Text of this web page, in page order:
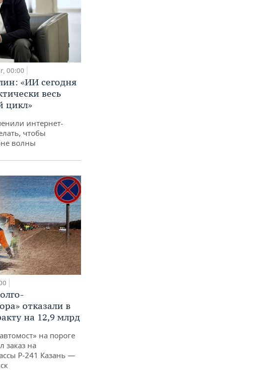
00:00
«ИИ сегодня
весь
цикл»
интернет-
чтобы
волны
отказали в
на 12,9 млрд
на пороге
заказ на
Р‑241 Казань —